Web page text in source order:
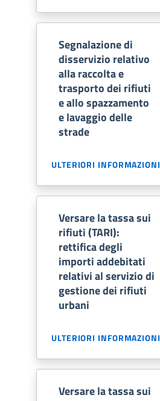
Segnalazione di
disservizio relativo
alla raccolta e
trasporto dei rifiuti
e allo spazzamento
e lavaggio delle
strade
ULTERIORI INFORMAZIONI
Versare la tassa sui
rifiuti (TARI):
rettifica degli
importi addebitati
relativi al servizio di
gestione dei rifiuti
urbani
ULTERIORI INFORMAZIONI
Versare la tassa sui